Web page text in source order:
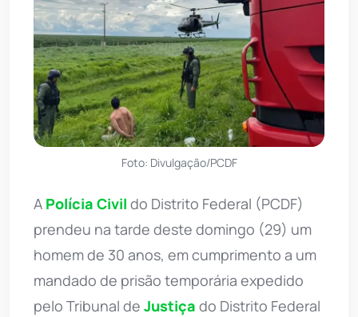
Foto: Divulgação/PCDF
A Polícia Civil do Distrito Federal (PCDF)
prendeu na tarde deste domingo (29) um
homem de 30 anos, em cumprimento a um
mandado de prisão temporária expedido
pelo Tribunal de Justiça do Distrito Federal